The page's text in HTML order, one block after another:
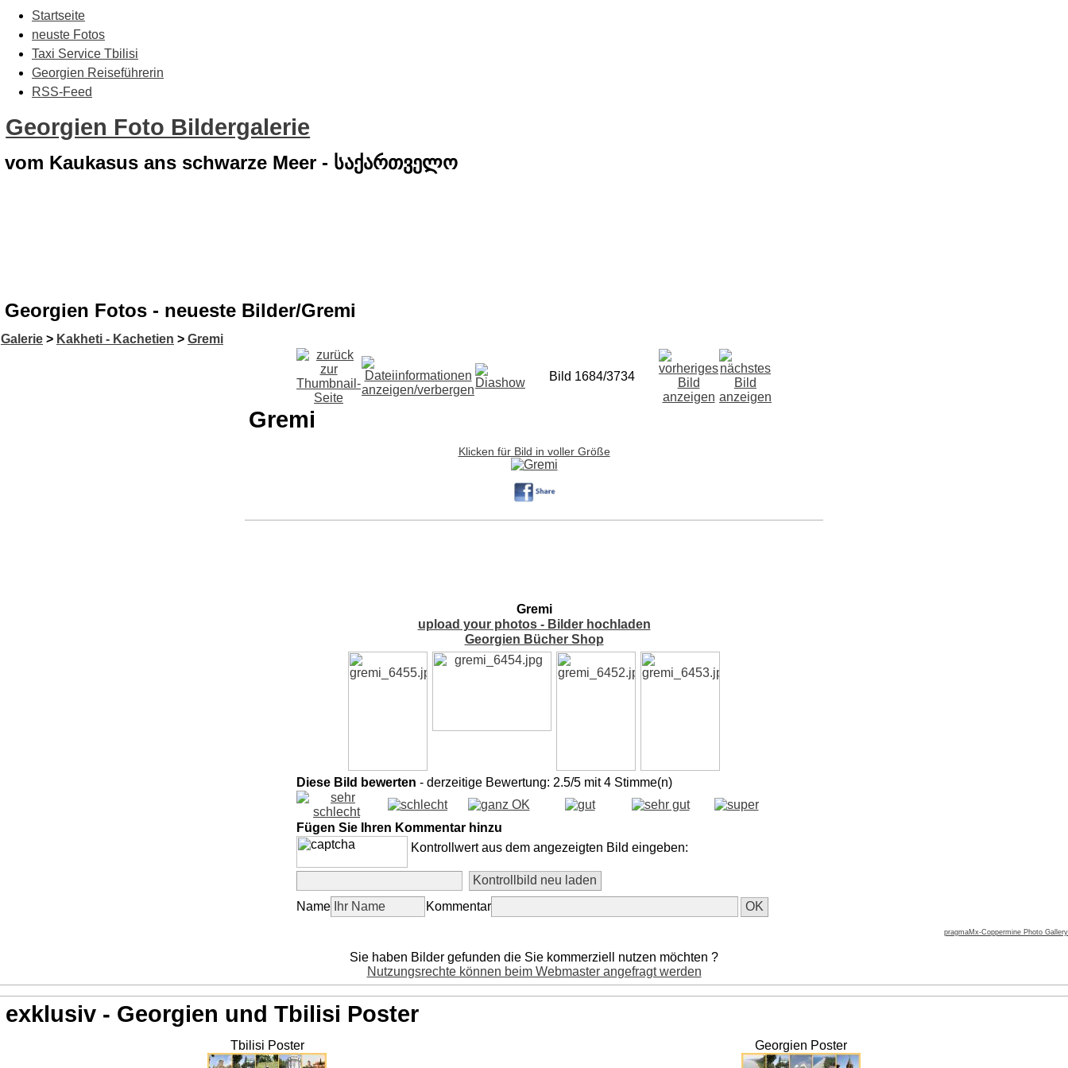
Startseite
neuste Fotos
Taxi Service Tbilisi
Georgien Reiseführerin
RSS-Feed
Georgien Foto Bildergalerie
vom Kaukasus ans schwarze Meer - საქართველო
Georgien Fotos - neueste Bilder/Gremi
Galerie > Kakheti - Kachetien > Gremi
Bild 1684/3734
Gremi
Klicken für Bild in voller Größe
Gremi
upload your photos - Bilder hochladen
Georgien Bücher Shop
Diese Bild bewerten - derzeitige Bewertung: 2.5/5 mit 4 Stimme(n)
Fügen Sie Ihren Kommentar hinzu
Kontrollwert aus dem angezeigten Bild eingeben:
Name Kommentar
pragmaMx-Coppermine Photo Gallery
Sie haben Bilder gefunden die Sie kommerziell nutzen möchten ?
Nutzungsrechte können beim Webmaster angefragt werden
exklusiv - Georgien und Tbilisi Poster
Tbilisi Poster Georgien Poster